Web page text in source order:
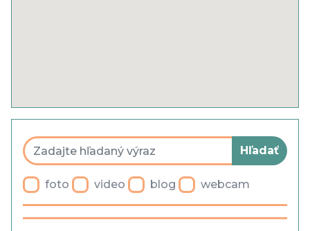
foto video blog webcam